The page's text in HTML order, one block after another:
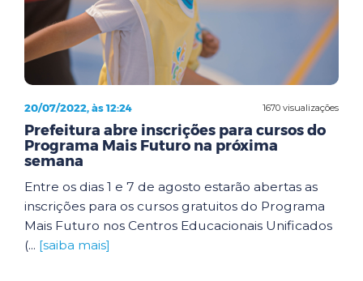
1670 visualizações
20/07/2022, às 12:24
Prefeitura abre inscrições para cursos do
Programa Mais Futuro na próxima
semana
Entre os dias 1 e 7 de agosto estarão abertas as
inscrições para os cursos gratuitos do Programa
Mais Futuro nos Centros Educacionais Unificados
(... [saiba mais]